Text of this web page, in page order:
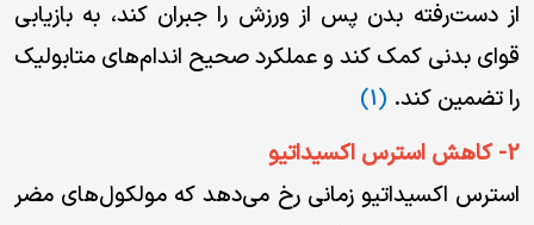
از دست‌رفته بدن پس از ورزش را جبران کند، به بازیابی
قوای بدنی کمک کند و عملکرد صحیح اندام‌های متابولیک
را تضمین کند. (1)
2- کاهش استرس اکسیداتیو
استرس اکسیداتیو زمانی رخ می‌دهد که مولکول‌های مضر